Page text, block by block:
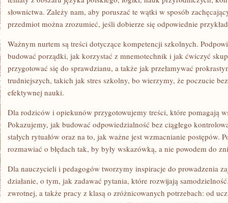
słownictwa. Zależy nam, aby poruszać te wątki w sposób
przedmiot można zrozumieć, jeśli dobierze się odpowiednie
Ważnym nurtem są treści dotyczące kompetencji szkolnych.
budować porządki, jak korzystać z mnemotechnik i jak ćwiczyć
przygotować się do sprawdzianu, a także jak przełamywać
trudniejszych, takich jak stres szkolny, bo wierzymy, że poczucie
efektywnej nauki.
Dla rodziców i opiekunów przygotowujemy treści, które pomagają
Pokazujemy, jak budować odpowiedzialność bez ciągłego
stałych rytuałów oraz na to, jak ważne jest wzmacnianie postępów.
rozmawiać o błędach tak, by były wskazówką, a nie powodem do
Dla nauczycieli i pedagogów tworzymy inspiracje do prowadzenia
działanie, o tym, jak zadawać pytania, które rozwijają
zwrotnej, a także pracy z klasą o zróżnicowanych potrzebach: od